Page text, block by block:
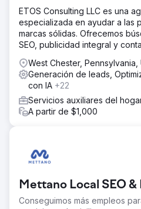
ETOS Consulting LLC es una
especializada en ayudar a las
marcas sólidas. Ofrecemos
SEO, publicidad integral y
West Chester, Pennsylvania,
Generación de leads,
con IA +22
Servicios auxiliares del
A partir de $1,000
Mettano Local SEO
Conseguimos más empleos